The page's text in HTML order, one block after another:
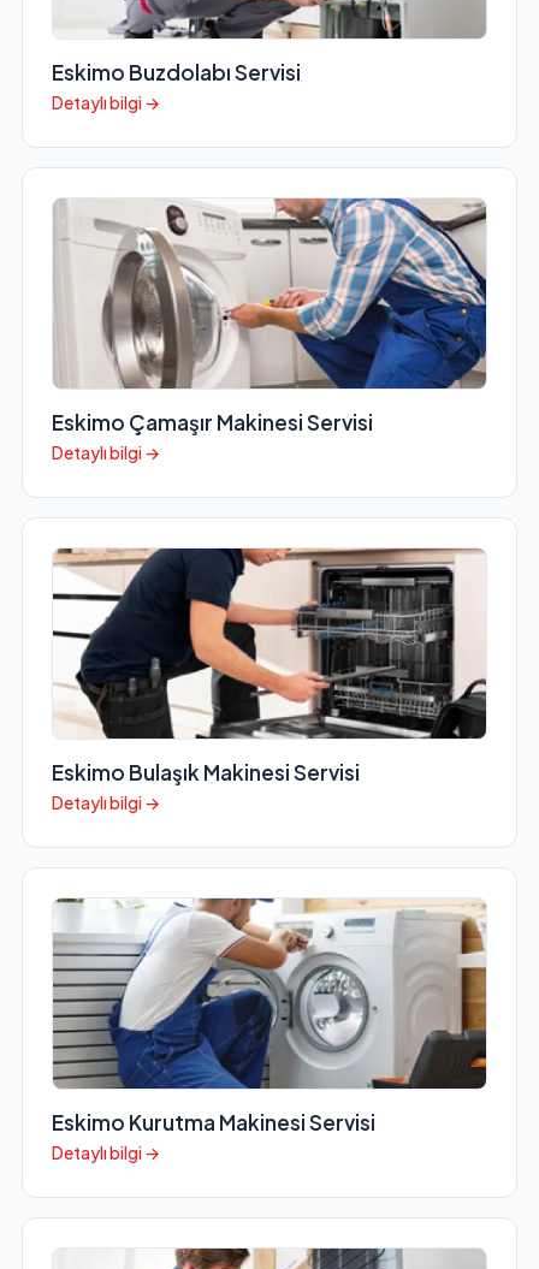
Eskimo Buzdolabı Servisi
Detaylı bilgi →
Eskimo Çamaşır Makinesi Servisi
Detaylı bilgi →
Eskimo Bulaşık Makinesi Servisi
Detaylı bilgi →
Eskimo Kurutma Makinesi Servisi
Detaylı bilgi →